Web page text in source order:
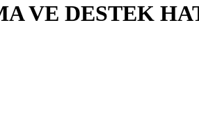
VE DESTEK